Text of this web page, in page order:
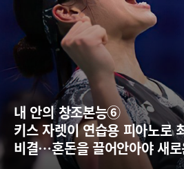
내 안의 창조본능⑥
키스 자렛이 연습용 피아노로
비결…혼돈을 끌어안아야 새